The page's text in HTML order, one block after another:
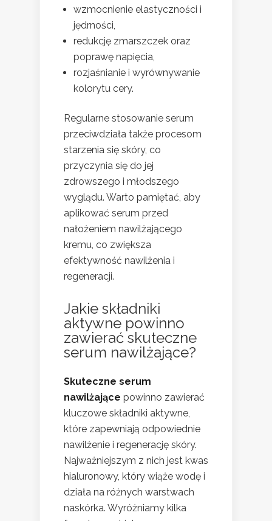
wzmocnienie elastyczności i
jędrności,
redukcję zmarszczek oraz
poprawę napięcia,
rozjaśnianie i wyrównywanie
kolorytu cery.
Regularne stosowanie serum
przeciwdziała także procesom
starzenia się skóry, co
przyczynia się do jej
zdrowszego i młodszego
wyglądu. Warto pamiętać, aby
aplikować serum przed
nałożeniem nawilżającego
kremu, co zwiększa
efektywność nawilżenia i
regeneracji.
Jakie składniki
aktywne powinno
zawierać skuteczne
serum nawilżające?
Skuteczne serum
nawilżające powinno zawierać
kluczowe składniki aktywne,
które zapewniają odpowiednie
nawilżenie i regenerację skóry.
Najważniejszym z nich jest kwas
hialuronowy, który wiąże wodę i
działa na różnych warstwach
naskórka. Wyróżniamy kilka